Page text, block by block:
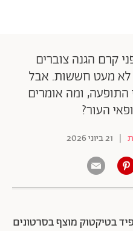
קרם הגנה צוברים
לא מעט חששות. אבל
ומה אומרים
העור?
| 21 ביוני 2026
בטיקטוק מוצף בסרטונים